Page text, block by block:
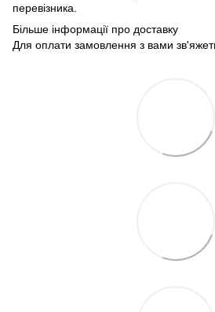
перевізника.
Більше інформації про доставку
Для оплати замовлення з вами